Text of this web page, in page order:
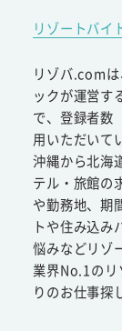
リゾートバイ
リゾバ.com
ックが運営す
で、登録者数
用いただいて
沖縄から北海
テル・旅館の
や勤務地、期
トや住み込み
悩みなどリゾ
業界No.1のリ
りのお仕事探